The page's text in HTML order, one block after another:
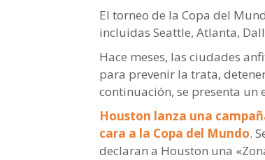
El torneo de la Copa del
incluidas Seattle, Atlanta,
Hace meses, las ciudades
para prevenir la trata,
continuación, se presenta
Houston lanza una
cara a la Copa del Mundo.
declaran a Houston una